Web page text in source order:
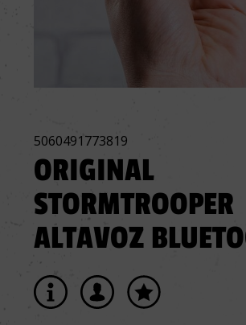
5060491773819
ORIGINAL
STORMTROOPER
ALTAVOZ